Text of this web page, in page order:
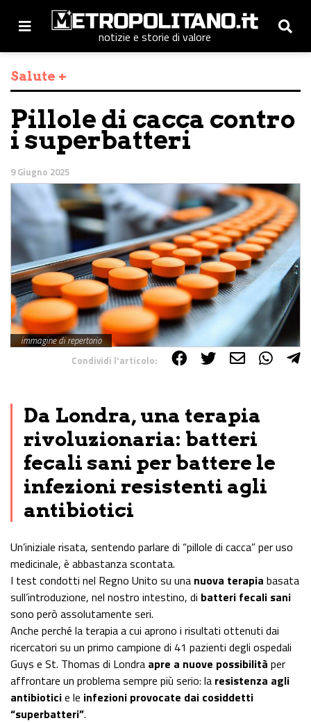
notizie e storie di valore
Salute +
Pillole di cacca contro
i superbatteri
9 Giugno 2025
immagine di repertorio
Condividi l'articolo:
Da Londra, una terapia
rivoluzionaria: batteri
fecali sani per battere le
infezioni resistenti agli
antibiotici
Un’iniziale risata, sentendo parlare di “pillole di cacca” per uso
medicinale, è abbastanza scontata.
I test condotti nel Regno Unito su una nuova terapia basata
sull’introduzione, nel nostro intestino, di batteri fecali sani
sono però assolutamente seri.
Anche perché la terapia a cui aprono i risultati ottenuti dai
ricercatori su un primo campione di 41 pazienti degli ospedali
Guys e St. Thomas di Londra apre a nuove possibilità per
affrontare un problema sempre più serio: la resistenza agli
antibioticie le infezioni provocate dai cosiddetti
“superbatteri”.